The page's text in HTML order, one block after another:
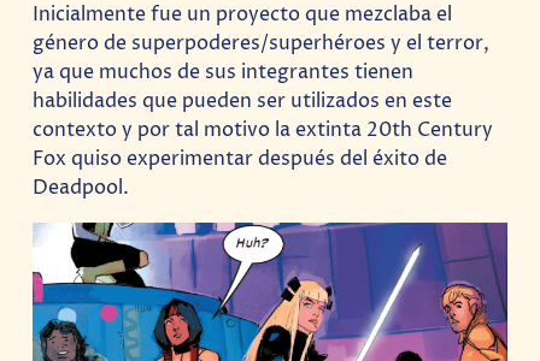
Inicialmente fue un proyecto que mezclaba el
género de superpoderes/superhéroes y el terror,
ya que muchos de sus integrantes tienen
habilidades que pueden ser utilizados en este
contexto y por tal motivo la extinta 20th Century
Fox quiso experimentar después del éxito de
Deadpool.